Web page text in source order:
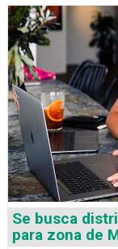
Se busca
para zona de